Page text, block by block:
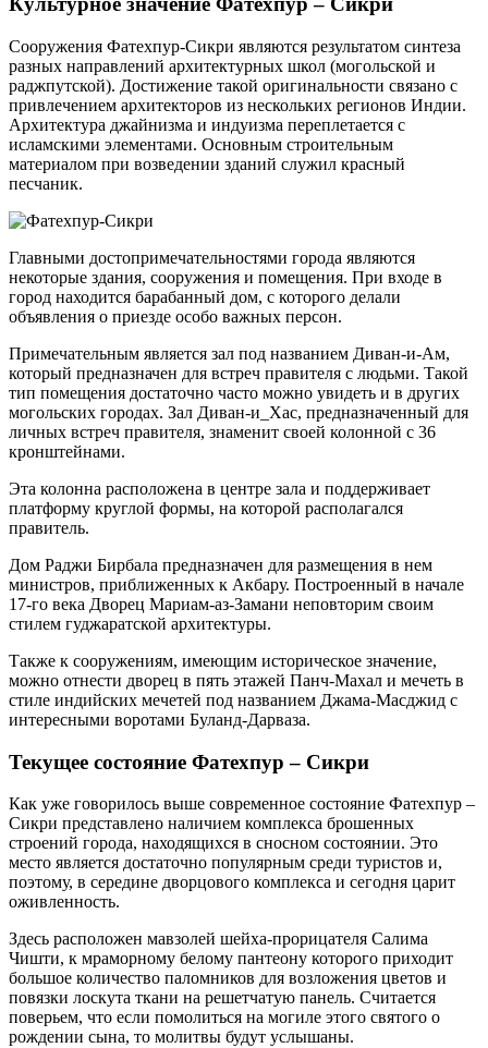
Сооружения Фатехпур-Сикри являются результатом синтеза
разных направлений архитектурных школ (могольской и
раджпутской). Достижение такой оригинальности связано с
привлечением архитекторов из нескольких регионов Индии.
Архитектура джайнизма и индуизма переплетается с
исламскими элементами. Основным строительным
материалом при возведении зданий служил красный
песчаник.
Главными достопримечательностями города являются
некоторые здания, сооружения и помещения. При входе в
город находится барабанный дом, с которого делали
объявления о приезде особо важных персон.
Примечательным является зал под названием Диван-и-Ам,
который предназначен для встреч правителя с людьми. Такой
тип помещения достаточно часто можно увидеть и в других
могольских городах. Зал Диван-и_Хас, предназначенный для
личных встреч правителя, знаменит своей колонной с 36
кронштейнами.
Эта колонна расположена в центре зала и поддерживает
платформу круглой формы, на которой располагался
правитель.
Дом Раджи Бирбала предназначен для размещения в нем
министров, приближенных к Акбару. Построенный в начале
17-го века Дворец Мариам-аз-Замани неповторим своим
стилем гуджаратской архитектуры.
Также к сооружениям, имеющим историческое значение,
можно отнести дворец в пять этажей Панч-Махал и мечеть в
стиле индийских мечетей под названием Джама-Масджид с
интересными воротами Буланд-Дарваза.
Текущее состояние Фатехпур – Сикри
Как уже говорилось выше современное состояние Фатехпур –
Сикри представлено наличием комплекса брошенных
строений города, находящихся в сносном состоянии. Это
место является достаточно популярным среди туристов и,
поэтому, в середине дворцового комплекса и сегодня царит
оживленность.
Здесь расположен мавзолей шейха-прорицателя Салима
Чишти, к мраморному белому пантеону которого приходит
большое количество паломников для возложения цветов и
повязки лоскута ткани на решетчатую панель. Считается
поверьем, что если помолиться на могиле этого святого о
рождении сына, то молитвы будут услышаны.